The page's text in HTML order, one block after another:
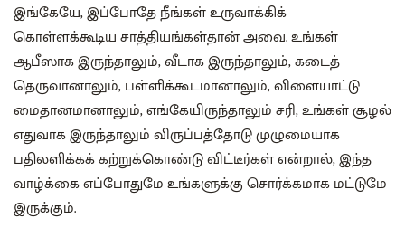
இங்கேயே, இப்போதே நீங்கள் உருவாக்கிக்
கொள்ளக்கூடிய சாத்தியங்கள்தான் அவை. உங்கள்
ஆபீஸாக இருந்தாலும், வீடாக இருந்தாலும், கடைத்
தெருவானாலும், பள்ளிக்கூடமானாலும், விளையாட்டு
மைதானமானாலும், எங்கேயிருந்தாலும் சரி, உங்கள் சூழல்
எதுவாக இருந்தாலும் விருப்பத்தோடு முழுமையாக
பதிலளிக்கக் கற்றுக்கொண்டு விட்டீர்கள் என்றால், இந்த
வாழ்க்கை எப்போதுமே உங்களுக்கு சொர்க்கமாக மட்டுமே
இருக்கும்.